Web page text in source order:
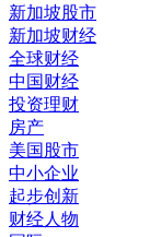
新加坡股市
新加坡财经
全球财经
中国财经
投资理财
房产
美国股市
中小企业
起步创新
财经人物